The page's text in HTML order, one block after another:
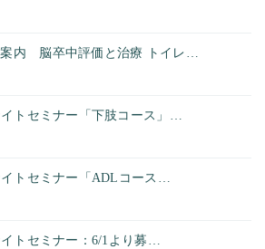
案内 脳卒中評価と治療 トイレ…
イトセミナー「下肢コース」…
イトセミナー「ADLコース…
イトセミナー：6/1より募…